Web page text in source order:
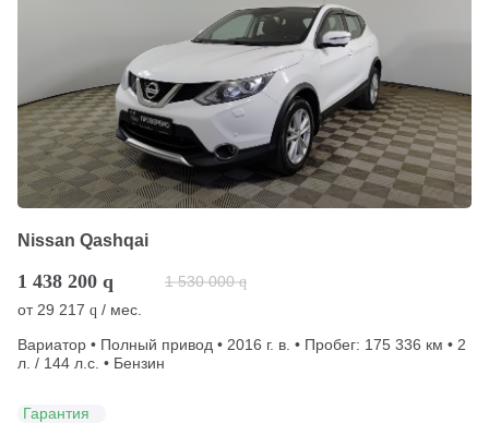
Nissan Qashqai
1 438 200 q 1 530 000 q
от29 217 q / мес.
Вариатор • Полный привод • 2016 г. в. • Пробег: 175 336 км • 2
л. / 144 л.с. • Бензин
Гарантия